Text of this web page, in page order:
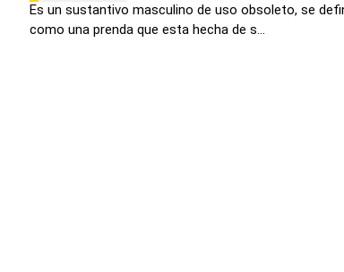
Es un sustantivo masculino de uso obsoleto, se
como una prenda que esta hecha de s...